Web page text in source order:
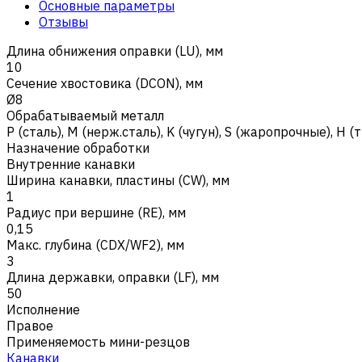
Основные параметры
Отзывы
Длина обнижения оправки (LU), мм
10
Сечение хвостовика (DCON), мм
Ø8
Обрабатываемый металл
Р (сталь), M (нерж.сталь), K (чугун), S (жаропрочные), H
Назначение обработки
Внутренние канавки
Ширина канавки, пластины (CW), мм
1
Радиус при вершине (RE), мм
0,15
Макс. глубина (CDX/WF2), мм
3
Длина державки, оправки (LF), мм
50
Исполнение
Правое
Применяемость мини-резцов
Канавки